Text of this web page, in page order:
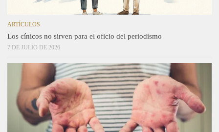
ARTÍCULOS
Los cínicos no sirven para el oficio del periodismo
7 DE JULIO DE 2026